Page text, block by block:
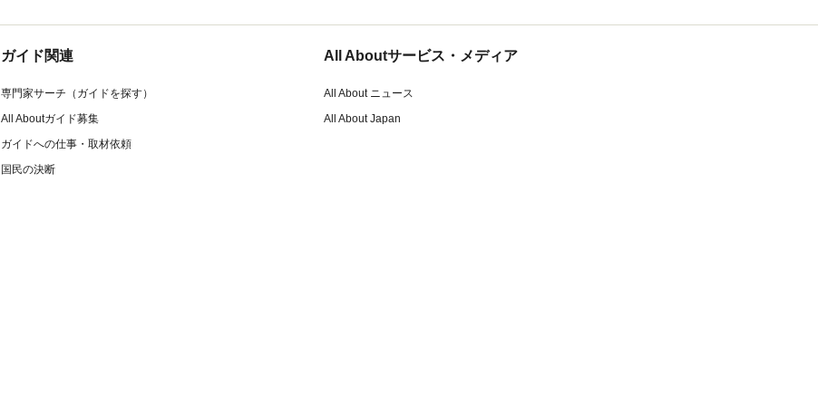
ガイド関連
専門家サーチ（ガイドを探す）
All Aboutガイド募集
ガイドへの仕事・取材依頼
国民の決断
All Aboutサービス・メディア
All About ニュース
All About Japan